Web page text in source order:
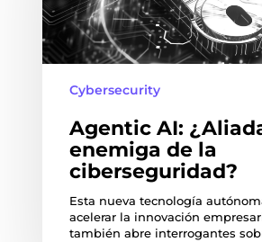
Cybersecurity
Agentic AI:
enemiga de la
ciberseguridad?
Esta nueva tecnología
acelerar la innovación
también abre interrogantes